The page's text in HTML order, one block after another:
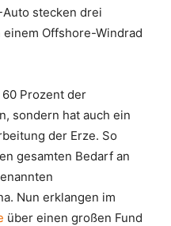
stecken drei
Offshore-Windrad
Prozent der
sondern hat auch ein
der Erze. So
gesamten Bedarf an
Nun erklangen im
über einen großen Fund